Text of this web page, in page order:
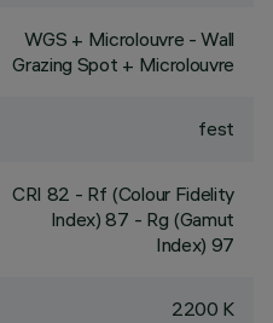
WGS + Microlouvre - Wall
Grazing Spot + Microlouvre
fest
CRI 82 - Rf (Colour Fidelity
Index) 87 - Rg (Gamut
Index) 97
2200 K